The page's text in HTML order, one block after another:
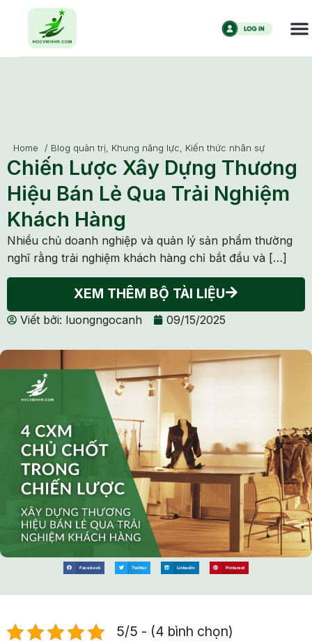
Home / Blog quản trị, Khung năng lực, Kiến thức nhân sự
Chiến Lược Xây Dựng Thương
Hiệu Bán Lẻ Qua Trải Nghiệm
Khách Hàng
Nhiều chủ doanh nghiệp và quản lý sản phẩm thường
nghĩ rằng trải nghiệm khách hàng chỉ bắt đầu và […]
XEM THÊM BỘ TÀI LIỆU
Viết bởi: luongngocanh 09/15/2025
Facebook Twitter LinkedIn Pinterest
5/5 - (4 bình chọn)